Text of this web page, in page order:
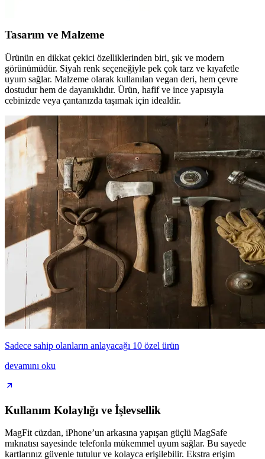
Tasarım ve Malzeme
Ürünün en dikkat çekici özelliklerinden biri, şık ve modern
görünümüdür. Siyah renk seçeneğiyle pek çok tarz ve kıyafetle
uyum sağlar. Malzeme olarak kullanılan vegan deri, hem çevre
dostudur hem de dayanıklıdır. Ürün, hafif ve ince yapısıyla
cebinizde veya çantanızda taşımak için idealdir.
Sadece sahip olanların anlayacağı 10 özel ürün
devamını oku
Kullanım Kolaylığı ve İşlevsellik
MagFit cüzdan, iPhone’un arkasına yapışan güçlü MagSafe
mıknatısı sayesinde telefonla mükemmel uyum sağlar. Bu sayede
kartlarınız güvenle tutulur ve kolayca erişilebilir. Ekstra erişim